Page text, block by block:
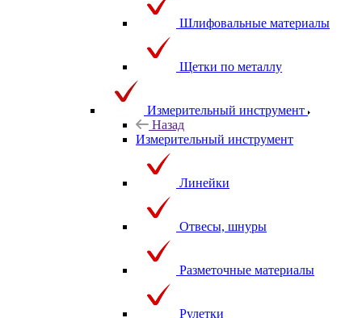
Шлифовальные материалы
Щетки по металлу
Измерительный инструмент
Назад
Измерительный инструмент
Линейки
Отвесы, шнуры
Разметочные материалы
Рулетки